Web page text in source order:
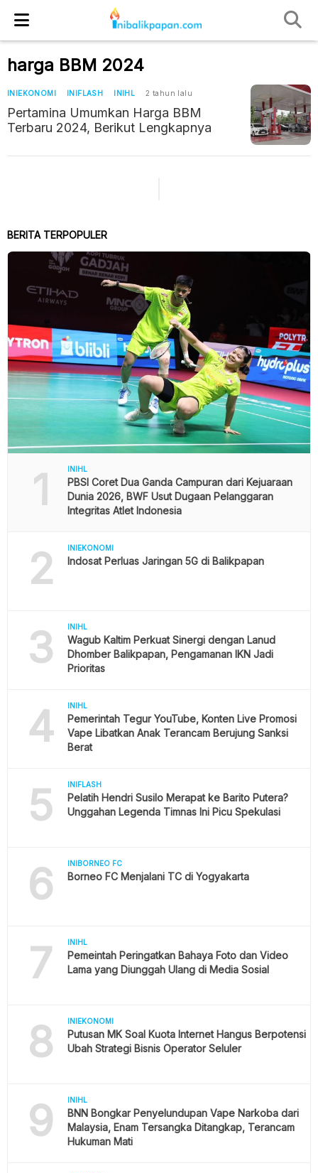
harga BBM 2024
INIEKONOMI INIFLASH INIHL 2 tahun lalu
Pertamina Umumkan Harga BBM
Terbaru 2024, Berikut Lengkapnya
BERITA TERPOPULER
1 INIHL
PBSI Coret Dua Ganda Campuran dari Kejuaraan
Dunia 2026, BWF Usut Dugaan Pelanggaran
Integritas Atlet Indonesia
2 INIEKONOMI
Indosat Perluas Jaringan 5G di Balikpapan
3 INIHL
Wagub Kaltim Perkuat Sinergi dengan Lanud
Dhomber Balikpapan, Pengamanan IKN Jadi
Prioritas
4 INIHL
Pemerintah Tegur YouTube, Konten Live Promosi
Vape Libatkan Anak Terancam Berujung Sanksi
Berat
5 INIFLASH
Pelatih Hendri Susilo Merapat ke Barito Putera?
Unggahan Legenda Timnas Ini Picu Spekulasi
6 INIBORNEO FC
Borneo FC Menjalani TC di Yogyakarta
7 INIHL
Pemeintah Peringatkan Bahaya Foto dan Video
Lama yang Diunggah Ulang di Media Sosial
8 INIEKONOMI
Putusan MK Soal Kuota Internet Hangus Berpotensi
Ubah Strategi Bisnis Operator Seluler
9 INIHL
BNN Bongkar Penyelundupan Vape Narkoba dari
Malaysia, Enam Tersangka Ditangkap, Terancam
Hukuman Mati